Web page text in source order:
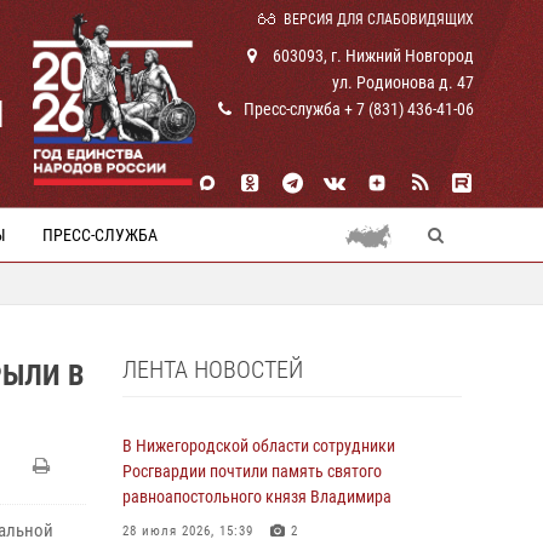
ВЕРСИЯ ДЛЯ СЛАБОВИДЯЩИХ
603093, г. Нижний Новгород
ул. Родионова д. 47
Пресс-служба + 7 (831) 436-41-06
ПРЕСС-СЛУЖБА
В
ЛЕНТА НОВОСТЕЙ
В Нижегородской области сотрудники
Росгвардии почтили память святого
равноапостольного князя Владимира
28 июля 2026, 15:39 2